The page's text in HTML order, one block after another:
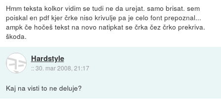
Hmm teksta kolkor vidim se tudi ne da urejat. samo brisat. sem
poiskal en pdf kjer črke niso krivulje pa je celo font prepoznal...
ampk če hočeš tekst na novo natipkat se črka čez črko prekriva.
škoda.
Hardstyle
::30. mar 2008, 21:17
Kaj na visti to ne deluje?